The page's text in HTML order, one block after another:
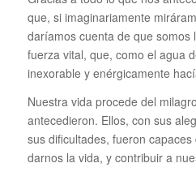
que, si imaginariamente
daríamos cuenta de que somos
fuerza vital, que, como el agua
inexorable y enérgicamente
Nuestra vida procede del
antecedieron. Ellos, con sus
sus dificultades, fueron
darnos la vida, y contribuir a